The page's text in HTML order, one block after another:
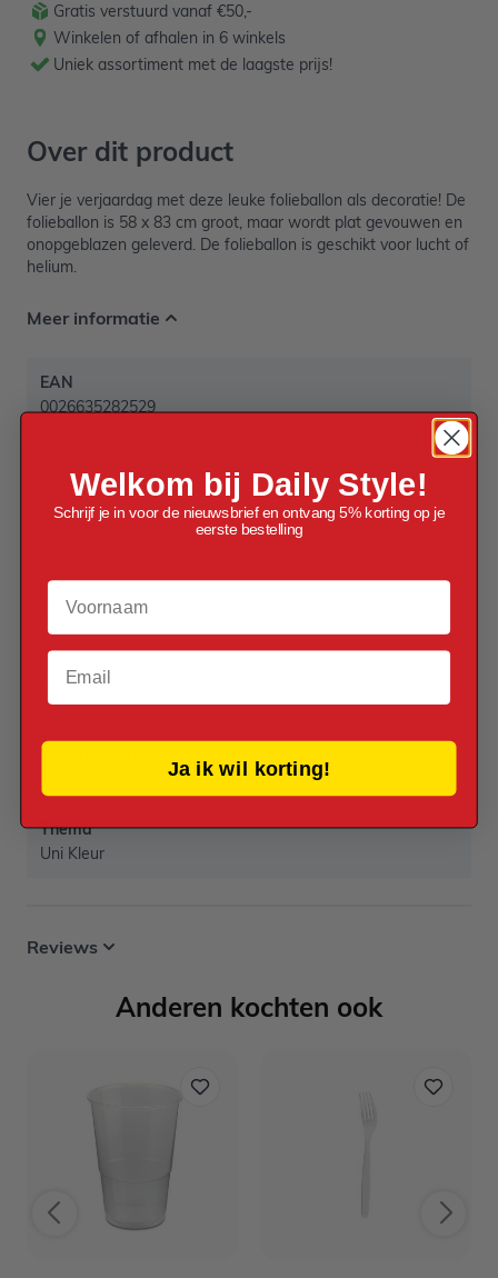
Gratis verstuurd vanaf €50,-
Winkelen of afhalen in 6 winkels
Uniek assortiment met de laagste prijs!
Over dit product
Vier je verjaardag met deze leuke folieballon als decoratie! De
folieballon is 58 x 83 cm groot, maar wordt plat gevouwen en
onopgeblazen geleverd. De folieballon is geschikt voor lucht of
helium.
Meer informatie
EAN
0026635282529
Goud
Verpakt per
Verpakt per 1 stuk
Ballon Maat
58 x 83 cm
Thema
Uni Kleur
Reviews
Anderen kochten ook
Welkom bij Daily Style!
Schrijf je in voor de nieuwsbrief en ontvang 5% korting op je
eerste bestelling
Voornaam
Email
Ja ik wil korting!